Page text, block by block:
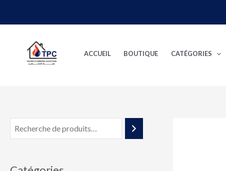
ACCUEIL BOUTIQUE CATÉGORIES